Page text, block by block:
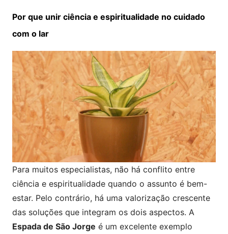
Por que unir ciência e espiritualidade no cuidado
com o lar
Para muitos especialistas, não há conflito entre
ciência e espiritualidade quando o assunto é bem-
estar. Pelo contrário, há uma valorização crescente
das soluções que integram os dois aspectos. A
Espada de São Jorge é um excelente exemplo